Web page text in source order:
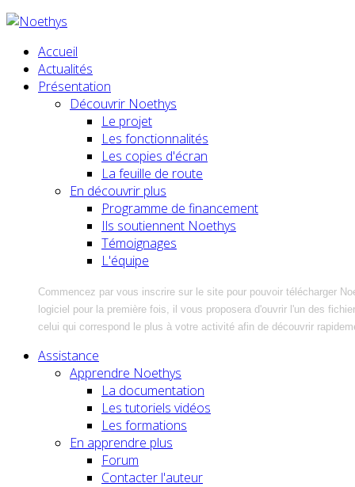
Accueil
Actualités
Présentation
Découvrir Noethys
Le projet
Les fonctionnalités
Les copies d'écran
La feuille de route
En découvrir plus
Programme de financement
Ils soutiennent Noethys
Témoignages
L'équipe
Commencez par vous inscrire sur le site pour pouvoir télécharger
logiciel pour la première fois, il vous proposera d'ouvrir l'un des
celui qui correspond le plus à votre activité afin de découvrir
Assistance
Apprendre Noethys
La documentation
Les tutoriels vidéos
Les formations
En apprendre plus
Forum
Contacter l'auteur